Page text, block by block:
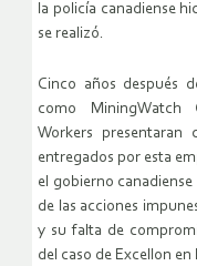
la policía canadiense
se realizó.
Cinco años después
como MiningWatch
Workers presentaran
entregados por esta
el gobierno
de las acciones
y su falta de
del caso de Excellon